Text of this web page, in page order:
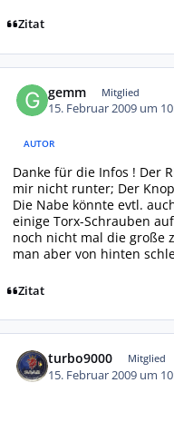
Zitat
gemm Mitglied
15. Februar 2009 um
AUTOR
Danke für die Infos ! Der
mir nicht runter; Der
Die Nabe könnte evtl.
einige Torx-Schrauben
noch nicht mal die große
man aber von hinten
Zitat
turbo9000 Mitglied
15. Februar 2009 um